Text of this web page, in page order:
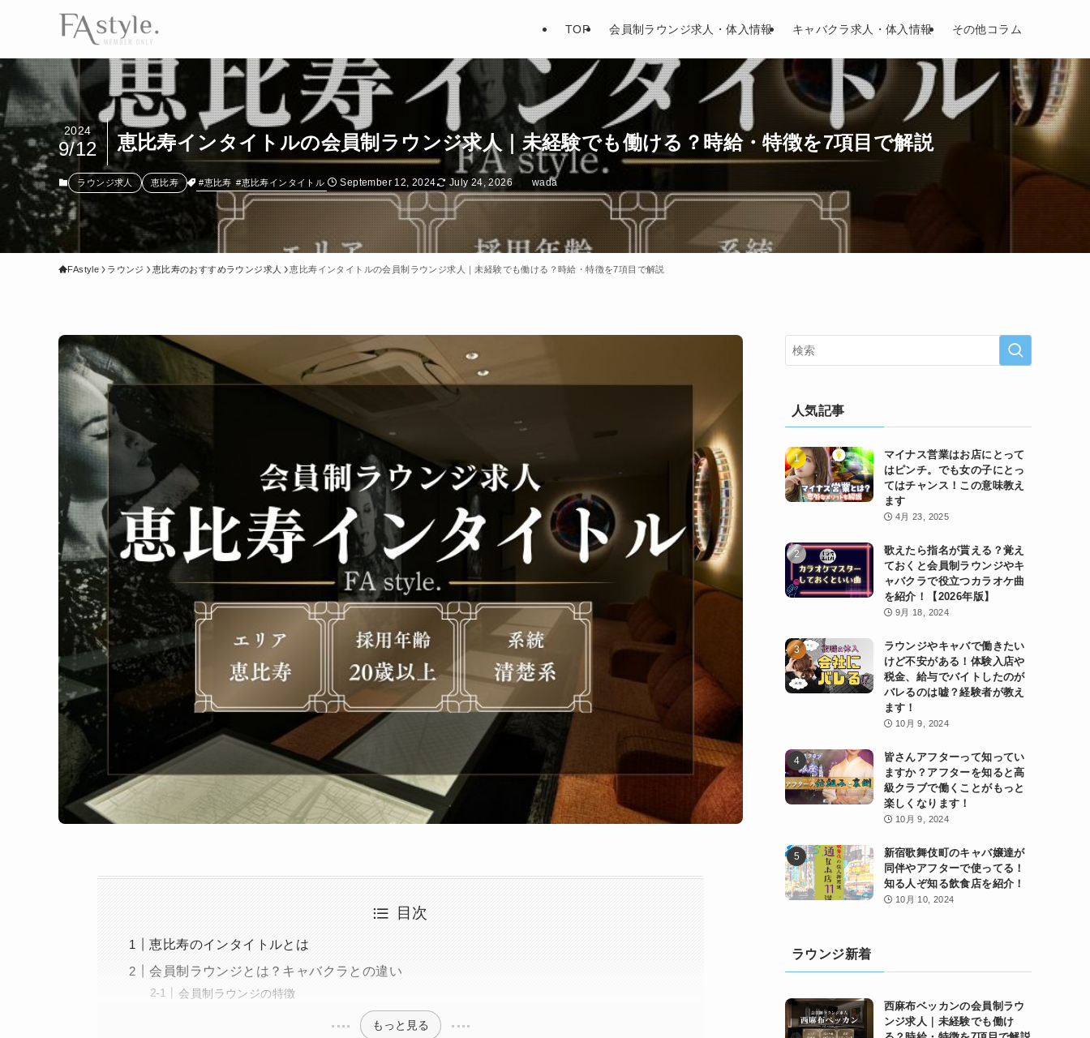
TOP 会員制ラウンジ求人・体入情報 キャバクラ求人・体入情報 その他コラム
恵比寿インタイトルの会員制ラウンジ求人｜未経験でも働ける？時給・特徴を7項目で解説
2024
9/12
ラウンジ求人 恵比寿 #恵比寿 #恵比寿インタイトル September 12, 2024 July 24, 2026 wada
FAstyle ラウンジ 恵比寿のおすすめラウンジ求人 恵比寿インタイトルの会員制ラウンジ求人｜未経験でも働ける？時給・特徴を7項目で解説
目次
恵比寿のインタイトルとは
会員制ラウンジとは？キャバクラとの違い
会員制ラウンジの特徴
もっと見る
人気記事
マイナス営業はお店にとって
はピンチ。でも女の子にとっ
てはチャンス！この意味教え
ます
4月 23, 2025
歌えたら指名が貰える？覚え
ておくと会員制ラウンジやキ
ャバクラで役立つカラオケ曲
を紹介！【2026年版】
9月 18, 2024
ラウンジやキャバで働きたい
けど不安がある！体験入店や
税金、給与でバイトしたのが
バレるのは嘘？経験者が教え
ます！
10月 9, 2024
皆さんアフターって知ってい
ますか？アフターを知ると高
級クラブで働くことがもっと
楽しくなります！
10月 9, 2024
新宿歌舞伎町のキャバ嬢達が
同伴やアフターで使ってる！
知る人ぞ知る飲食店を紹介！
10月 10, 2024
ラウンジ新着
西麻布ベッカンの会員制ラウ
ンジ求人｜未経験でも働け